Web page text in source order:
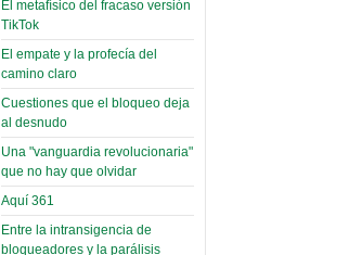
Leer Más...
Posesionan a dirigentes de
Asociación de Docentes
Domingo, 14 Agosto 2022
Leer Más...
Palaciega 8)
El Infamatorio
Miércoles, 19 Junio 2019
Read more...
Cosmética
descolonizadora
(Miscelánea
palaciega 7)
El Infamatorio
El metafísico del fracaso versión
TikTok
El empate y la profecía del
camino claro
Cuestiones que el bloqueo deja
al desnudo
Una "vanguardia revolucionaria"
que no hay que olvidar
Aquí 361
Entre la intransigencia de
bloqueadores y la parálisis